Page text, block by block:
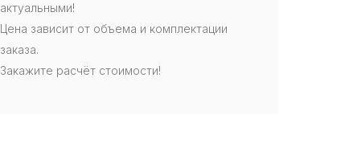
актуальными!
Цена зависит от объема и комплектации
заказа.
Закажите расчёт стоимости!